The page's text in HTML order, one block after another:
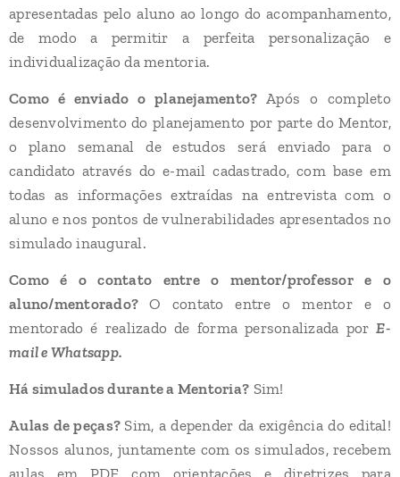
apresentadas pelo aluno ao longo do acompanhamento,
de modo a permitir a perfeita personalização e
individualização da mentoria.
Como é enviado o planejamento?Após o completo
desenvolvimento do planejamento por parte do Mentor,
o plano semanal de estudos será enviado para o
candidato através do e-mail cadastrado, com base em
todas as informações extraídas na entrevista com o
aluno e nos pontos de vulnerabilidades apresentados no
simulado inaugural.
Como é o contato entre o mentor/professor e o
aluno/mentorado? O contato entre o mentor e o
mentorado é realizado de forma personalizada porE-
mail e Whatsapp.
Há simulados durante a Mentoria? Sim!
Aulas de peças? Sim, a depender da exigência do edital!
Nossos alunos, juntamente com os simulados, recebem